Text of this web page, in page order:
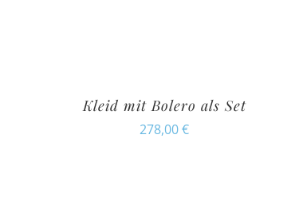
Kleid mit Bolero als Set
278,00€